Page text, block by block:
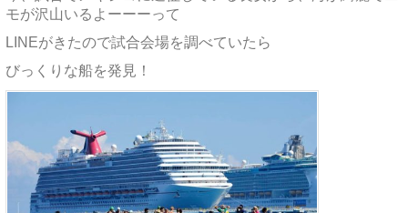
モが沢山いるよーーーって
LINEがきたので試合会場を調べていたら
びっくりな船を発見！